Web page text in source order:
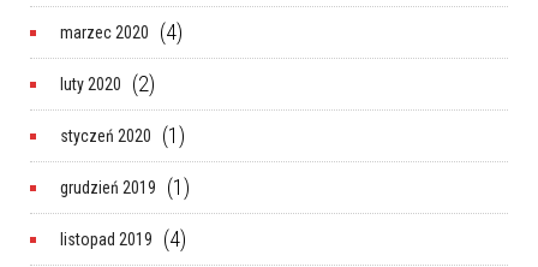
marzec 2020 (4)
luty 2020 (2)
styczeń 2020 (1)
grudzień 2019 (1)
listopad 2019 (4)